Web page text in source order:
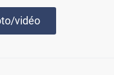
vidéo